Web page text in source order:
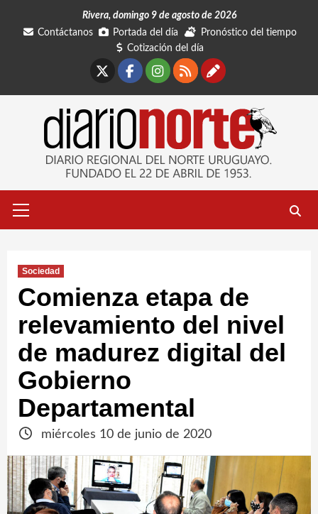
Rivera, domingo 9 de agosto de 2026
Contáctanos
Portada del día
Pronóstico del tiempo
Cotización del día
Facebook
Instagram
RSSContáctanos
primario
Sociedad
Comienza etapa de
relevamiento del nivel
de madurez digital del
Gobierno
Departamental
miércoles 10 de junio de 2020